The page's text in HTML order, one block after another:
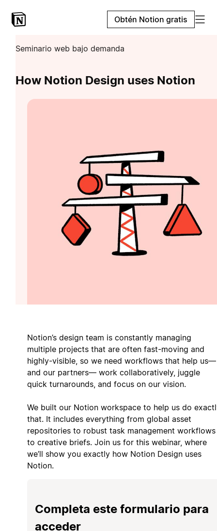
Obtén Notion gratis
Seminario web bajo demanda
How Notion Design uses Notion
Notion’s design team is constantly managing
multiple projects that are often fast-moving and
highly-visible, so we need workflows that help us—
and our partners— work collaboratively, juggle
quick turnarounds, and focus on our vision.
We built our Notion workspace to help us do
that. It includes everything from global asset
repositories to robust task management workflows
to creative briefs. Join us for this webinar, where
we’ll show you exactly how Notion Design uses
Notion.
Completa este formulario para
acceder